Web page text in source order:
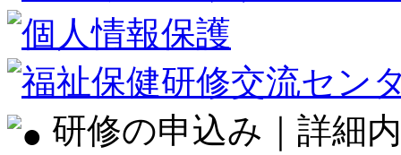
研修の申込み｜詳細